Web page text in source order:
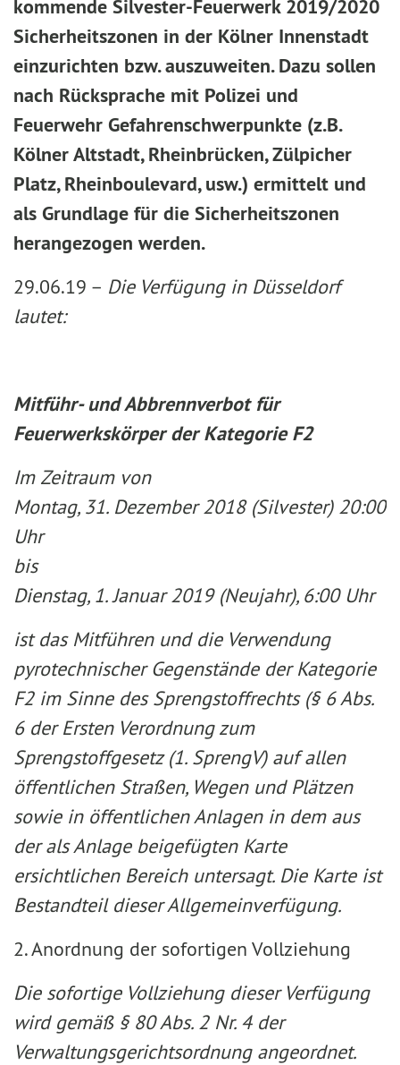
kommende Silvester-Feuerwerk 2019/2020
Sicherheitszonen in der Kölner Innenstadt
einzurichten bzw. auszuweiten. Dazu sollen
nach Rücksprache mit Polizei und
Feuerwehr Gefahrenschwerpunkte (z.B.
Kölner Altstadt, Rheinbrücken, Zülpicher
Platz, Rheinboulevard, usw.) ermittelt und
als Grundlage für die Sicherheitszonen
herangezogen werden.
29.06.19 – Die Verfügung in Düsseldorf
lautet:
Mitführ- und Abbrennverbot für
Feuerwerkskörper der Kategorie F2
Im Zeitraum von
Montag, 31. Dezember 2018 (Silvester) 20:00
Uhr
bis
Dienstag, 1. Januar 2019 (Neujahr), 6:00 Uhr
ist das Mitführen und die Verwendung
pyrotechnischer Gegenstände der Kategorie
F2 im Sinne des Sprengstoffrechts (§ 6 Abs.
6 der Ersten Verordnung zum
Sprengstoffgesetz (1. SprengV) auf allen
öffentlichen Straßen, Wegen und Plätzen
sowie in öffentlichen Anlagen in dem aus
der als Anlage beigefügten Karte
ersichtlichen Bereich untersagt. Die Karte ist
Bestandteil dieser Allgemeinverfügung.
2. Anordnung der sofortigen Vollziehung
Die sofortige Vollziehung dieser Verfügung
wird gemäß § 80 Abs. 2 Nr. 4 der
Verwaltungsgerichtsordnung angeordnet.